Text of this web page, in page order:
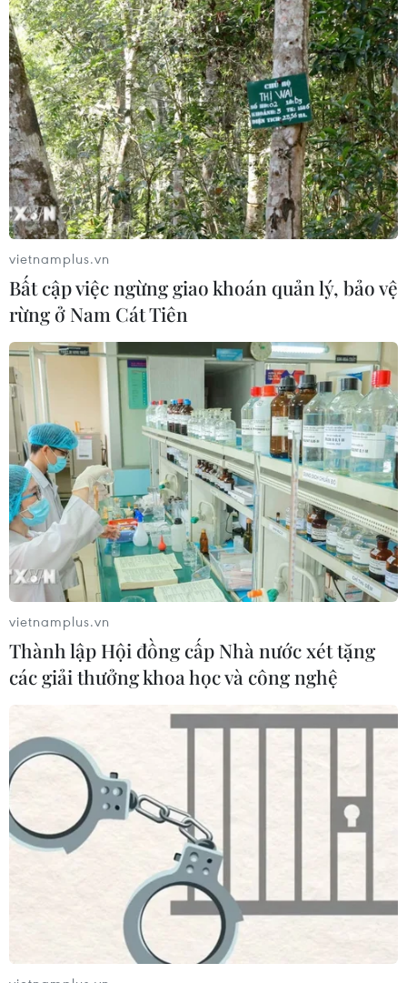
vietnamplus.vn
Bất cập việc ngừng giao khoán quản lý, bảo vệ
rừng ở Nam Cát Tiên
vietnamplus.vn
Thành lập Hội đồng cấp Nhà nước xét tặng
các giải thưởng khoa học và công nghệ